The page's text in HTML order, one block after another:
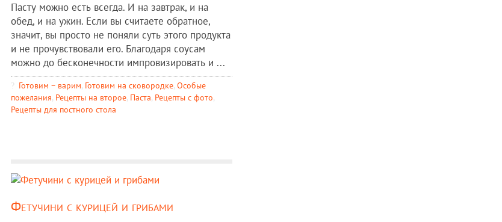
Пасту можно есть всегда. И на завтрак, и на
обед, и на ужин. Если вы считаете обратное,
значит, вы просто не поняли суть этого продукта
и не прочувствовали его. Благодаря соусам
можно до бесконечности импровизировать и ...
Готовим – варим, Готовим на сковородке, Особые
пожелания, Рецепты на второе, Паста, Рецепты c фото,
Рецепты для постного стола
Фетучини с курицей и грибами